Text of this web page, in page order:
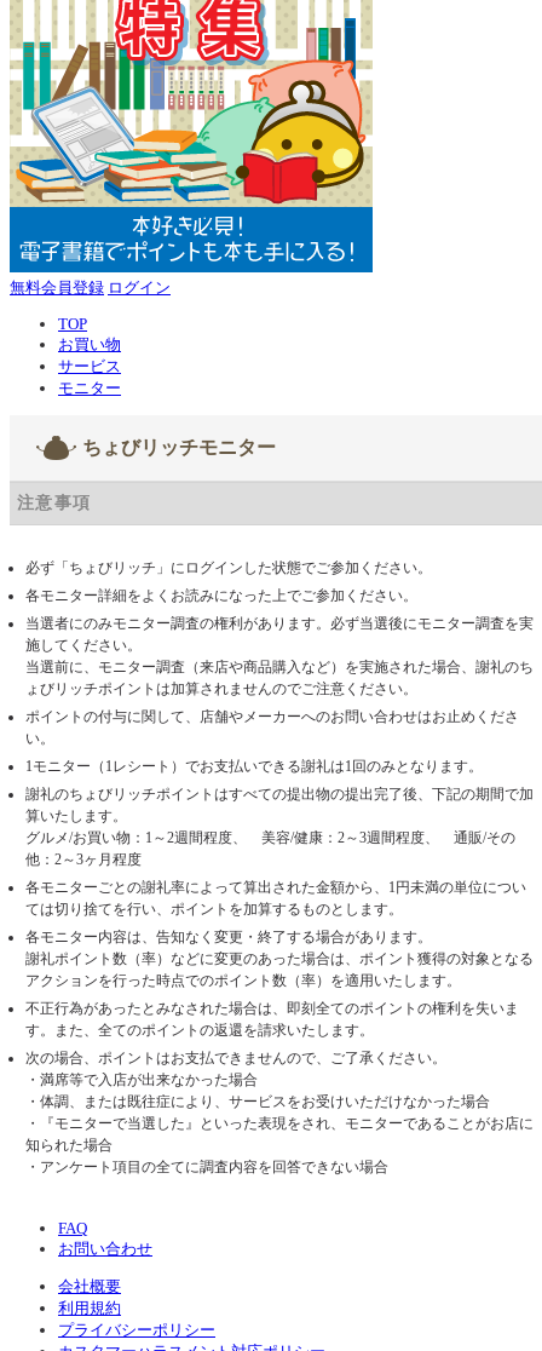
無料会員登録 ログイン
TOP
お買い物
サービス
モニター
ちょびリッチモニター
注意事項
必ず「ちょびリッチ」にログインした状態でご参加ください。
各モニター詳細をよくお読みになった上でご参加ください。
当選者にのみモニター調査の権利があります。必ず当選後にモニター調査を実
施してください。
当選前に、モニター調査（来店や商品購入など）を実施された場合、謝礼のち
ょびリッチポイントは加算されませんのでご注意ください。
ポイントの付与に関して、店舗やメーカーへのお問い合わせはお止めくださ
い。
1モニター（1レシート）でお支払いできる謝礼は1回のみとなります。
謝礼のちょびリッチポイントはすべての提出物の提出完了後、下記の期間で加
算いたします。
グルメ/お買い物：1～2週間程度、 美容/健康：2～3週間程度、 通販/その
他：2～3ヶ月程度
各モニターごとの謝礼率によって算出された金額から、1円未満の単位につい
ては切り捨てを行い、ポイントを加算するものとします。
各モニター内容は、告知なく変更・終了する場合があります。
謝礼ポイント数（率）などに変更のあった場合は、ポイント獲得の対象となる
アクションを行った時点でのポイント数（率）を適用いたします。
不正行為があったとみなされた場合は、即刻全てのポイントの権利を失いま
す。また、全てのポイントの返還を請求いたします。
次の場合、ポイントはお支払できませんので、ご了承ください。
・満席等で入店が出来なかった場合
・体調、または既往症により、サービスをお受けいただけなかった場合
・『モニターで当選した』といった表現をされ、モニターであることがお店に
知られた場合
・アンケート項目の全てに調査内容を回答できない場合
FAQ
お問い合わせ
会社概要
利用規約
プライバシーポリシー